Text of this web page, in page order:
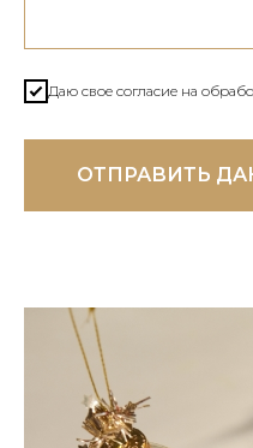
Даю свое согласие на
ОТПРАВИТЬ